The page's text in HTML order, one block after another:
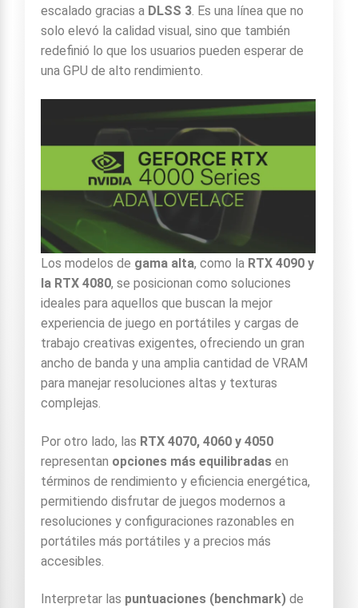
escalado gracias a DLSS 3. Es una línea que no
solo elevó la calidad visual, sino que también
redefinió lo que los usuarios pueden esperar de
una GPU de alto rendimiento.
Los modelos de gama alta, como la RTX 4090 y
la RTX 4080, se posicionan como soluciones
ideales para aquellos que buscan la mejor
experiencia de juego en portátiles y cargas de
trabajo creativas exigentes, ofreciendo un gran
ancho de banda y una amplia cantidad de VRAM
para manejar resoluciones altas y texturas
complejas.
Por otro lado, las RTX 4070, 4060 y 4050
representan opciones más equilibradas en
términos de rendimiento y eficiencia energética,
permitiendo disfrutar de juegos modernos a
resoluciones y configuraciones razonables en
portátiles más portátiles y a precios más
accesibles.
Interpretar las puntuaciones (benchmark) de